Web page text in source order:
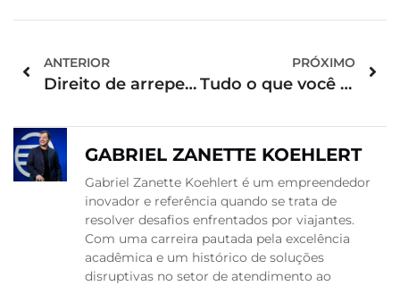
ANTERIOR
Direito de arrependimento: tudo o que você precisa saber
PRÓXIMO
Tudo o que você precisa saber sobre o reembolso de passagem de ônibus
GABRIEL ZANETTE KOEHLERT
Gabriel Zanette Koehlert é um empreendedor
inovador e referência quando se trata de
resolver desafios enfrentados por viajantes.
Com uma carreira pautada pela excelência
acadêmica e um histórico de soluções
disruptivas no setor de atendimento ao